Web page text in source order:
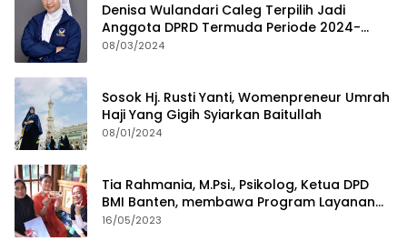
Denisa Wulandari Caleg Terpilih Jadi
Anggota DPRD Termuda Periode 2024-
2029
08/03/2024
Sosok Hj. Rusti Yanti, Womenpreneur Umrah
Haji Yang Gigih Syiarkan Baitullah
08/01/2024
Tia Rahmania, M.Psi., Psikolog, Ketua DPD
BMI Banten, membawa Program Layanan
Pembuatan Dokumen Kependudukan
16/05/2023